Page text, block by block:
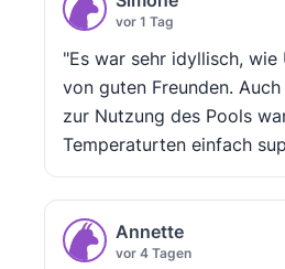
vor 1 Tag
"Es war sehr idyllisch,
von guten Freunden.
zur Nutzung des Pools
Temperaturten einfach
Annette
vor 4 Tagen